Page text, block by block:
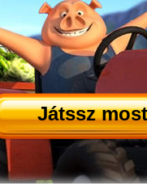
Játssz